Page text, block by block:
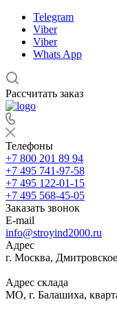
Telegram
Viber
Viber
Whats App
Рассчитать заказ
Телефоны
+7 800 201 89 94
+7 495 741-97-58
+7 495 122-01-15
+7 495 568-45-05
Заказать звонок
E-mail
info@stroyind2000.ru
Адрес
г. Москва,
Адрес склада
МО, г. Балашиха,